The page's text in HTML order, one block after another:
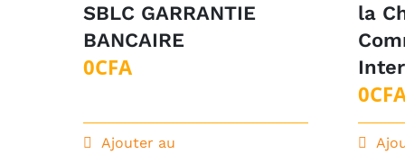
SBLC GARRANTIE
BANCAIRE
0CFA
Ajouter au
la
0